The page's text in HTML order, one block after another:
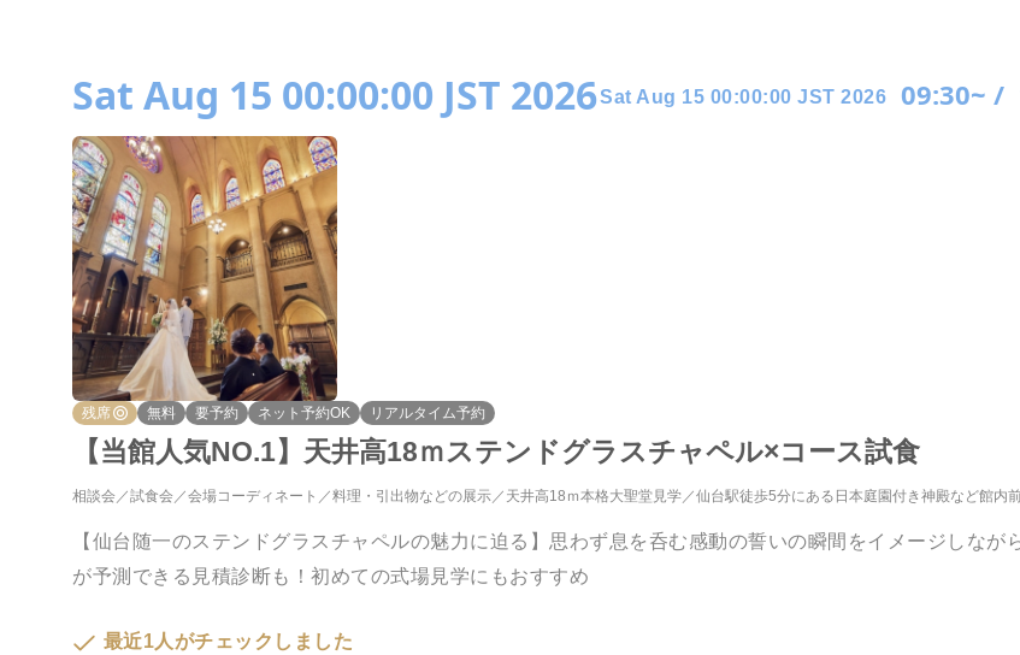
Sat Aug 15 00:00:00 JST 2026Sat Aug 15 00:00:00 JST 2026 09:30~ /
残席 無料 要予約 ネット予約OK リアルタイム予約
【当館人気NO.1】天井高18ｍステンドグラスチャペル×コース試食
相談会 試食会 会場コーディネート 料理・引出物などの展示 天井高18ｍ本格大聖堂見学 仙台駅徒歩5分にある日本庭園付き神殿など館内
【仙台随一のステンドグラスチャペルの魅力に迫る】思わず息を呑む感動の誓いの瞬間をイメージしな
が予測できる見積診断も！初めての式場見学にもおすすめ
最近1人がチェックしました